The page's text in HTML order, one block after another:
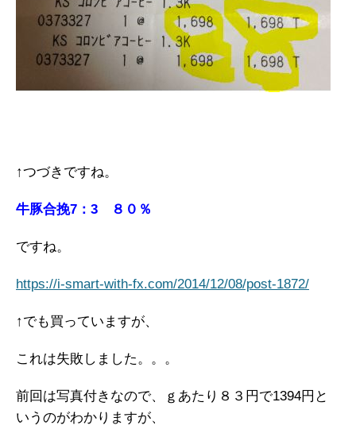
↑つづきですね。
牛豚合挽7：3 ８０％
ですね。
https://i-smart-with-fx.com/2014/12/08/post-1872/
↑でも買っていますが、
これは失敗しました。。。
前回は写真付きなので、ｇあたり８３円で1394円と
いうのがわかりますが、